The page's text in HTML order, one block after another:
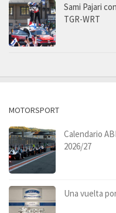
Sami Pajari
TGR-WRT
MOTORSPORT
Calendario
2026/27
Una vuelta